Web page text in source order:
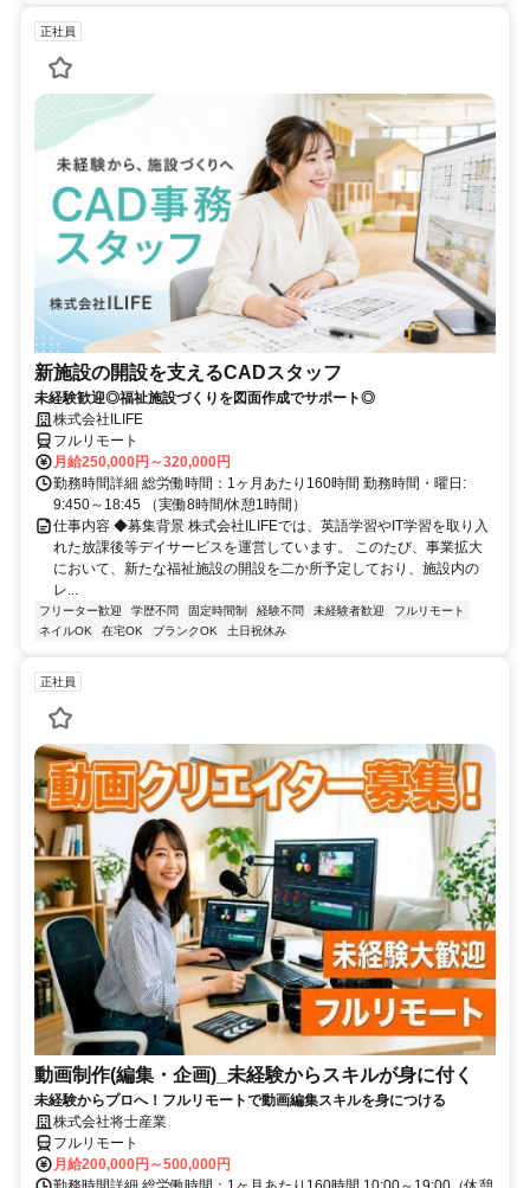
正社員
新施設の開設を支えるCADスタッフ
未経験歓迎◎福祉施設づくりを図面作成でサポート◎
株式会社ILIFE
フルリモート
月給250,000円～320,000円
勤務時間詳細 総労働時間：1ヶ月あたり160時間 勤務時間・曜日:
9:450～18:45 （実働8時間/休憩1時間）
仕事内容 ◆募集背景 株式会社ILIFEでは、英語学習やIT学習を取り入
れた放課後等デイサービスを運営しています。 このたび、事業拡大
において、新たな福祉施設の開設を二か所予定しており、施設内の
レ...
フリーター歓迎 学歴不問 固定時間制 経験不問 未経験者歓迎
フルリモート
ネイルOK
在宅OK ブランクOK 土日祝休み
正社員
動画制作(編集・企画)_未経験からスキルが身に付く
未経験からプロへ！フルリモートで動画編集スキルを身につける
株式会社将士産業
フルリモート
月給200,000円～500,000円